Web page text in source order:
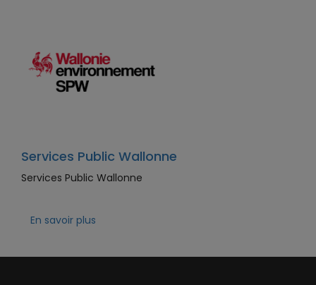
Services Public Wallonne
Services Public Wallonne
En savoir plus